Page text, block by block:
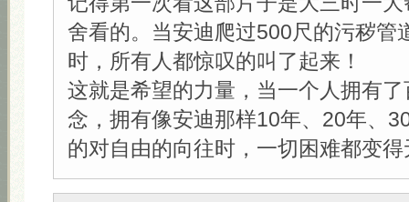
舍看的。当安迪爬过500尺的污秽管
时，所有人都惊叹的叫了起来！
这就是希望的力量，当一个人拥有
念，拥有像安迪那样10年、20年、
的对自由的向往时，一切困难都变